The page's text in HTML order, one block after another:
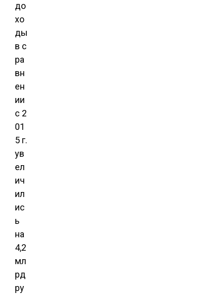
до
хо
ды
в с
ра
вн
ен
ии
с 2
01
5 г.
ув
ел
ич
ил
ис
ь
на
4,2
мл
рд
ру